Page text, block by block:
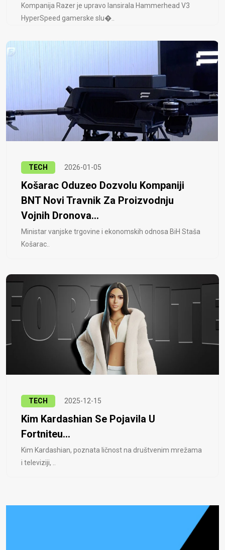
Kompanija Razer je upravo lansirala Hammerhead V3
HyperSpeed ​​gamerske slu�..
TECH 2026-01-05
Košarac Oduzeo Dozvolu Kompaniji
BNT Novi Travnik Za Proizvodnju
Vojnih Dronova...
Ministar vanjske trgovine i ekonomskih odnosa BiH Staša
Košarac..
TECH 2025-12-15
Kim Kardashian Se Pojavila U
Fortniteu...
Kim Kardashian, poznata ličnost na društvenim mrežama
i televiziji, ..